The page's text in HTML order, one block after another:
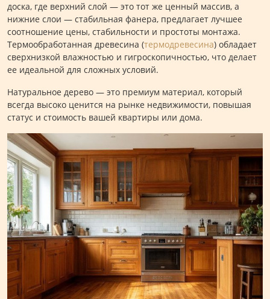
доска, где верхний слой — это тот же ценный массив, а
нижние слои — стабильная фанера, предлагает лучшее
соотношение цены, стабильности и простоты монтажа.
Термообработанная древесина (термодревесина) обладает
сверхнизкой влажностью и гигроскопичностью, что делает
ее идеальной для сложных условий.
Натуральное дерево — это премиум материал, который
всегда высоко ценится на рынке недвижимости, повышая
статус и стоимость вашей квартиры или дома.